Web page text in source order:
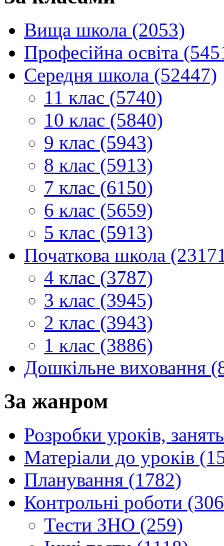
Вища школа (2053)
Професійна освіта
Середня школа (52447)
11 клас (5740)
10 клас (5840)
9 клас (5943)
8 клас (5913)
7 клас (6150)
6 клас (5659)
5 клас (5913)
Початкова школа
4 клас (3787)
3 клас (3945)
2 клас (3943)
1 клас (3886)
Дошкільне виховання
За жанром
Розробки уроків,
Матеріали до уроків
Планування (1782)
Контрольні роботи
Тести ЗНО (259)